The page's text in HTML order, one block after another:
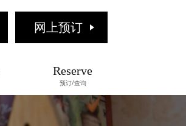
网上预订
Reserve
预订/查询